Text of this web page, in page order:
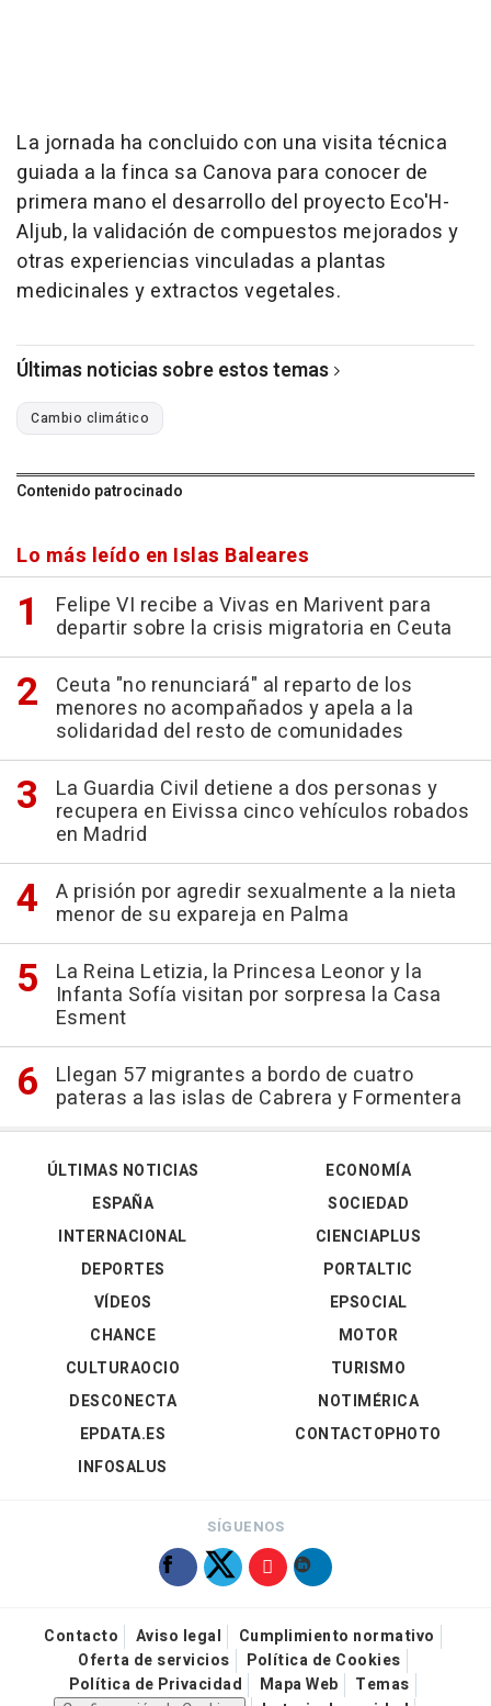
La jornada ha concluido con una visita técnica
guiada a la finca sa Canova para conocer de
primera mano el desarrollo del proyecto Eco'H-
Aljub, la validación de compuestos mejorados y
otras experiencias vinculadas a plantas
medicinales y extractos vegetales.
Últimas noticias sobre estos temas
Cambio climático
Contenido patrocinado
Lo más leído en Islas Baleares
Felipe VI recibe a Vivas en Marivent para
departir sobre la crisis migratoria en Ceuta
Ceuta "no renunciará" al reparto de los
menores no acompañados y apela a la
solidaridad del resto de comunidades
La Guardia Civil detiene a dos personas y
recupera en Eivissa cinco vehículos robados
en Madrid
A prisión por agredir sexualmente a la nieta
menor de su expareja en Palma
La Reina Letizia, la Princesa Leonor y la
Infanta Sofía visitan por sorpresa la Casa
Esment
Llegan 57 migrantes a bordo de cuatro
pateras a las islas de Cabrera y Formentera
ÚLTIMAS NOTICIAS
ESPAÑA
INTERNACIONAL
DEPORTES
VÍDEOS
ECONOMÍA
SOCIEDAD
CIENCIAPLUS
PORTALTIC
EPSOCIAL
CHANCE
CULTURAOCIO
DESCONECTA
EPDATA.ES
INFOSALUS
MOTOR
TURISMO
NOTIMÉRICA
CONTACTOPHOTO
SÍGUENOS
Contacto Aviso legal
Cumplimiento normativo
Oferta de servicios
Política de Cookies
Política de Privacidad
Mapa Web
Temas